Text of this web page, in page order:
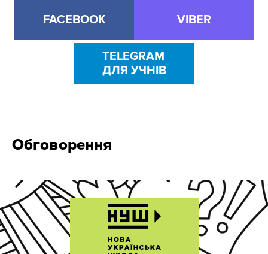
FACEBOOK VIBER
TELEGRAM
ДЛЯ УЧНІВ
Обговорення